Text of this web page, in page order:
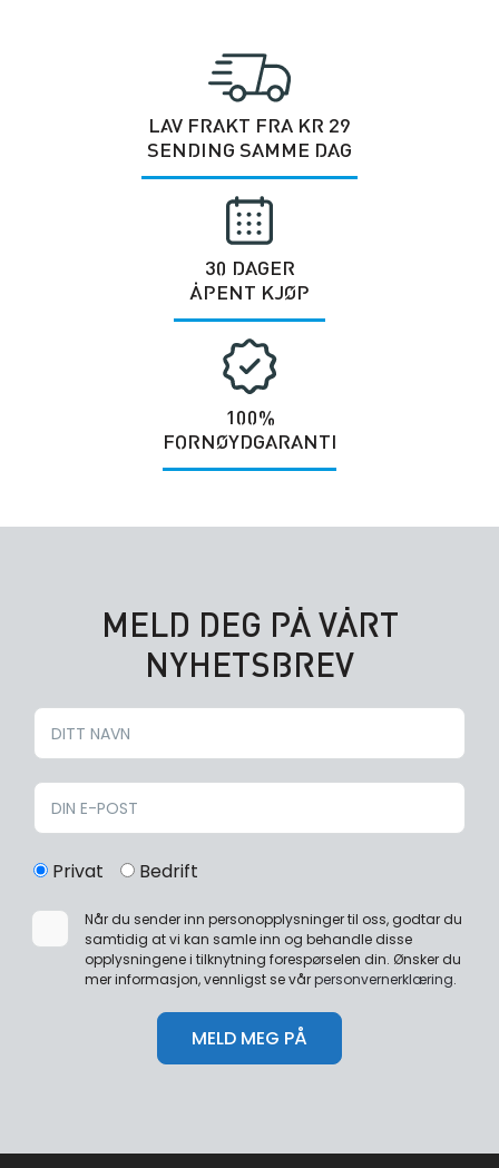
LAV FRAKT FRA KR 29
SENDING SAMME DAG
30 DAGER
ÅPENT KJØP
100%
FORNØYDGARANTI
MELD DEG PÅ VÅRT
NYHETSBREV
Privat Bedrift
Når du sender inn personopplysninger til oss, godtar du
samtidig at vi kan samle inn og behandle disse
opplysningene i tilknytning forespørselen din. Ønsker du
mer informasjon, vennligst se vårpersonvernerklæring.